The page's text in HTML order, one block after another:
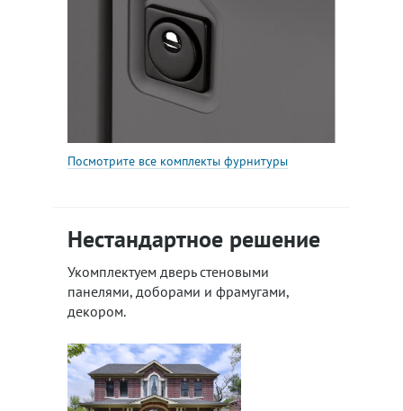
Посмотрите все комплекты фурнитуры
Нестандартное решение
Укомплектуем дверь стеновыми
панелями, доборами и фрамугами,
декором.